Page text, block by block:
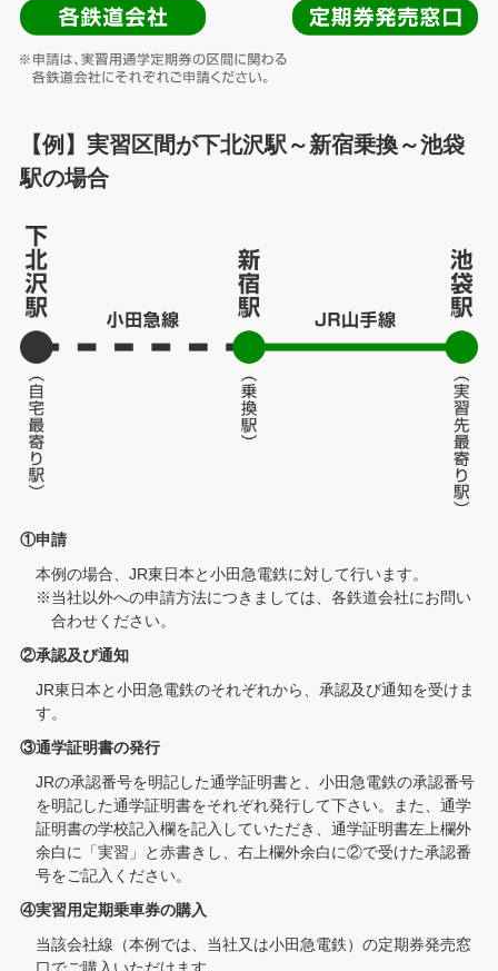
【例】実習区間が下北沢駅～新宿乗換～池袋
駅の場合
①申請
本例の場合、JR東日本と小田急電鉄に対して行います。
※当社以外への申請方法につきましては、各鉄道会社にお問い
合わせください。
②承認及び通知
JR東日本と小田急電鉄のそれぞれから、承認及び通知を受けま
す。
③通学証明書の発行
JRの承認番号を明記した通学証明書と、小田急電鉄の承認番号
を明記した通学証明書をそれぞれ発行して下さい。また、通学
証明書の学校記入欄を記入していただき、通学証明書左上欄外
余白に「実習」と赤書きし、右上欄外余白に②で受けた承認番
号をご記入ください。
④実習用定期乗車券の購入
当該会社線（本例では、当社又は小田急電鉄）の定期券発売窓